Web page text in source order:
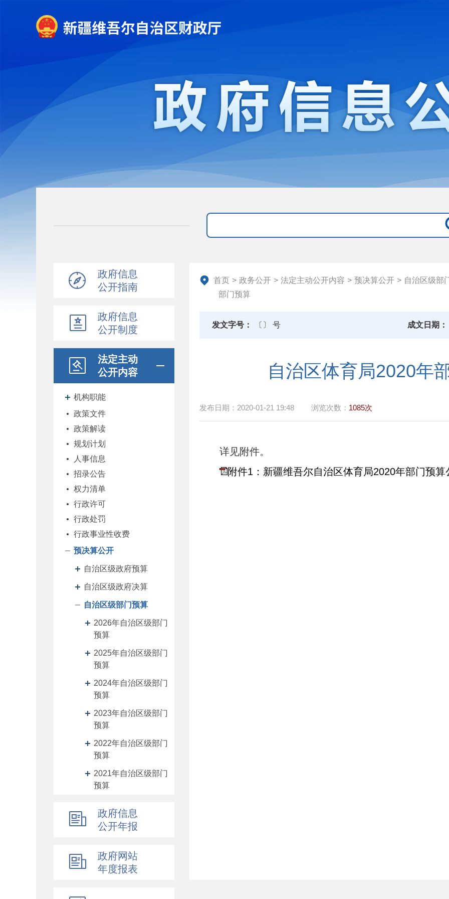
政府信息
公开指南
政府信息
公开制度
法定主动
公开内容
机构职能
政策文件
政策解读
规划计划
人事信息
招录公告
权力清单
行政许可
行政处罚
行政事业性收费
预决算公开
自治区级政府预算
自治区级政府决算
自治区级部门预算
2026年自治区级部门
预算
2025年自治区级部门
预算
2024年自治区级部门
预算
2023年自治区级部门
预算
2022年自治区级部门
预算
2021年自治区级部门
预算
预算
部门预算
预算
政府信息
公开年报
政府网站
年度报表
首页 > 政务公开 > 法定主动公开内容 > 预决算公开 > 自治区级部
部门预算
发文字号： 〔〕 号 成文日期：
自治区体育局2020年
发布日期： 2020-01-21 19:48 浏览次数： 1085次
详见附件。
附件1：新疆维吾尔自治区体育局2020年部门预算